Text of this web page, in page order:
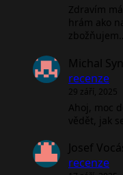
Zdravím
hrám ako
zbožňujem…
Michal
recenze
29 září, 2025
Ahoj, moc
vědět, jak
Josef
recenze